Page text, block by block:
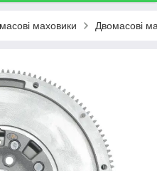
маховики Двомасові